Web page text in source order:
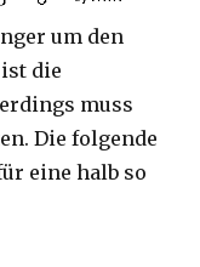
um den
die
muss
Die folgende
eine halb so